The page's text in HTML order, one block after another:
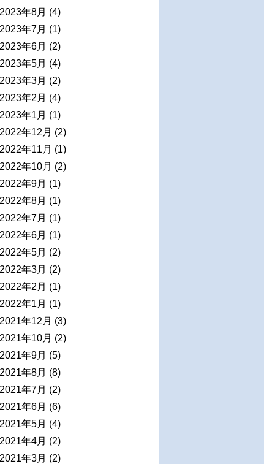
2023年8月 (4)
2023年7月 (1)
2023年6月 (2)
2023年5月 (4)
2023年3月 (2)
2023年2月 (4)
2023年1月 (1)
2022年12月 (2)
2022年11月 (1)
2022年10月 (2)
2022年9月 (1)
2022年8月 (1)
2022年7月 (1)
2022年6月 (1)
2022年5月 (2)
2022年3月 (2)
2022年2月 (1)
2022年1月 (1)
2021年12月 (3)
2021年10月 (2)
2021年9月 (5)
2021年8月 (8)
2021年7月 (2)
2021年6月 (6)
2021年5月 (4)
2021年4月 (2)
2021年3月 (2)